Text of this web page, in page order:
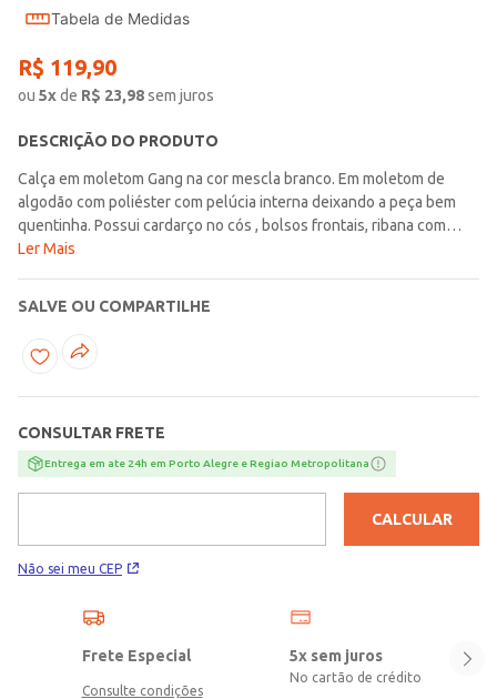
Tabela de Medidas
R$ 119,90
ou 5xde R$ 23,98sem juros
DESCRIÇÃO DO PRODUTO
Calça em moletom Gang na cor mescla branco. Em moletom de
algodão com poliéster com pelúcia interna deixando a peça bem
quentinha. Possui cardarço no cós , bolsos frontais, ribana com
elastano no cós e no punho. Essa calça é super versátil e fica lindo
Ler Mais
SALVE OU COMPARTILHE
CONSULTAR FRETE
Entrega em ate 24h em Porto Alegre e Regiao Metropolitana
Não sei meu CEP
CALCULAR
Frete Especial
Consulte condições
5x sem juros
No cartão de crédito